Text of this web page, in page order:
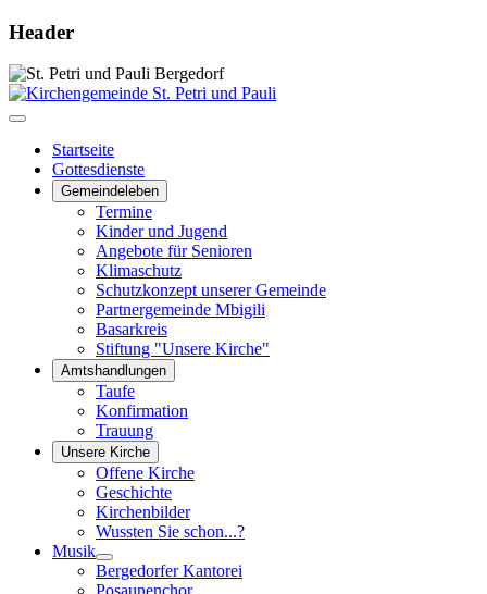
Header
Startseite
Gottesdienste
Gemeindeleben
Termine
Kinder und Jugend
Angebote für Senioren
Klimaschutz
Schutzkonzept unserer Gemeinde
Partnergemeinde Mbigili
Basarkreis
Stiftung "Unsere Kirche"
Amtshandlungen
Taufe
Konfirmation
Trauung
Unsere Kirche
Offene Kirche
Geschichte
Kirchenbilder
Wussten Sie schon...?
Musik
Bergedorfer Kantorei